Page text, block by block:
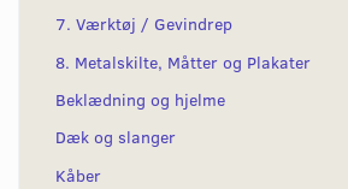
7. Værktøj / Gevindrep
8. Metalskilte, Måtter og Plakater
Beklædning og hjelme
Dæk og slanger
Kåber